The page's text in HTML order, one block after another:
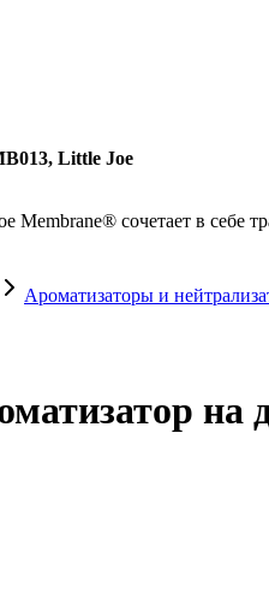
Little Joe
Membrane® сочетает в себе
Ароматизаторы и
на